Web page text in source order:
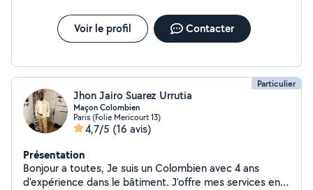
Voir le profil Contacter
Particulier
Jhon Jairo Suarez Urrutia
Maçon Colombien
Paris (Folie Mericourt 13)
4,7/5 (16 avis)
Présentation
Bonjour a toutes, Je suis un Colombien avec 4 ans
d'expérience dans le bâtiment. J'offre mes services en